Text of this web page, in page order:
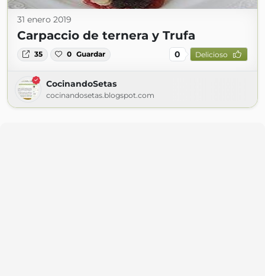
31 enero 2019
Carpaccio de ternera y Trufa
35 0 Guardar 0 Delicioso
CocinandoSetas
cocinandosetas.blogspot.com